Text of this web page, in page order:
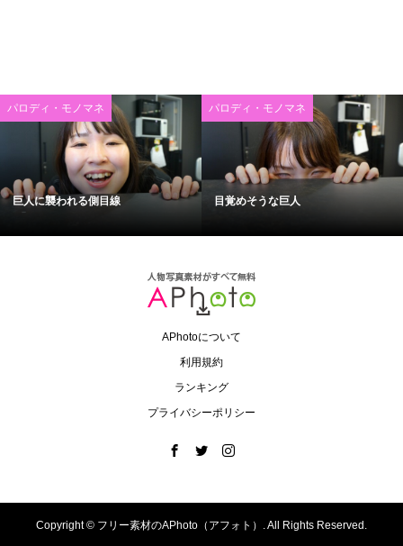
パロディ・モノマネ
巨人に襲われる側目線
パロディ・モノマネ
目覚めそうな巨人
APhotoについて
利用規約
ランキング
プライバシーポリシー
Copyright © フリー素材のAPhoto（アフォト）. All Rights Reserved.